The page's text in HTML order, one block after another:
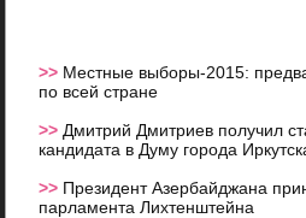
>> Местные выборы-2015:
по всей стране
>> Дмитрий Дмитриев получил
кандидата в Думу города
>> Президент Азербайджана
парламента Лихтенштейна